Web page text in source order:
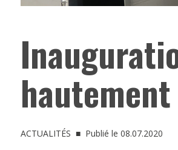
ACTUALITÉS ■ Publié le 08.07.2020